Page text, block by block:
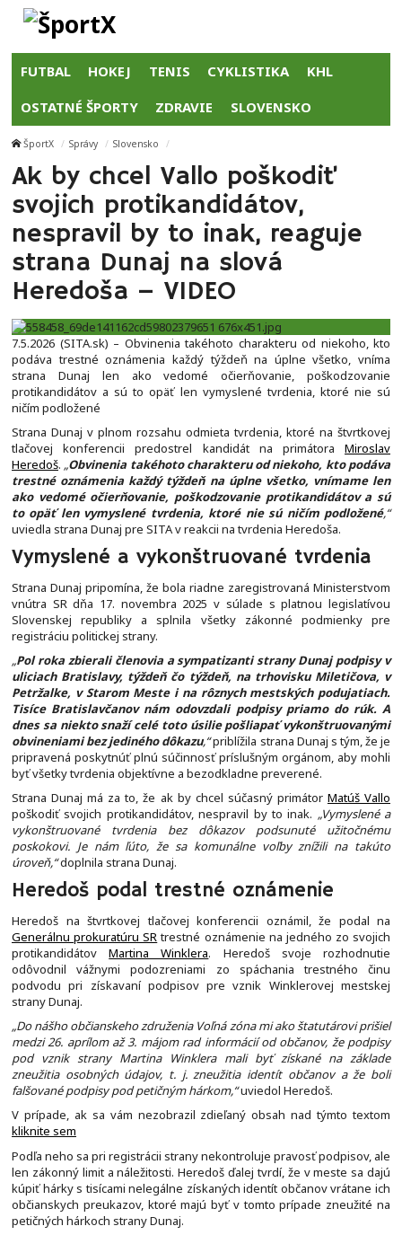
FUTBAL HOKEJ TENIS CYKLISTIKA KHL
OSTATNÉ ŠPORTY ZDRAVIE SLOVENSKO
ŠportX Správy Slovensko
Ak by chcel Vallo poškodiť
svojich protikandidátov,
nespravil by to inak, reaguje
strana Dunaj na slová
Heredoša – VIDEO
7.5.2026 (SITA.sk) – Obvinenia takéhoto charakteru od niekoho, kto
podáva trestné oznámenia každý týždeň na úplne všetko, vníma
strana Dunaj len ako vedomé očierňovanie, poškodzovanie
protikandidátov a sú to opäť len vymyslené tvrdenia, ktoré nie sú
ničím podložené
Strana Dunaj v plnom rozsahu odmieta tvrdenia, ktoré na štvrtkovej
tlačovej konferencii predostrel kandidát na primátora Miroslav
Heredoš. „Obvinenia takéhoto charakteru od niekoho, kto podáva
trestné oznámenia každý týždeň na úplne všetko, vnímame len
ako vedomé očierňovanie, poškodzovanie protikandidátov a sú
to opäť len vymyslené tvrdenia, ktoré nie sú ničím podložené,“
uviedla strana Dunaj pre SITA v reakcii na tvrdenia Heredoša.
Vymyslené a vykonštruované tvrdenia
Strana Dunaj pripomína, že bola riadne zaregistrovaná Ministerstvom
vnútra SR dňa 17. novembra 2025 v súlade s platnou legislatívou
Slovenskej republiky a splnila všetky zákonné podmienky pre
registráciu politickej strany.
„Pol roka zbierali členovia a sympatizanti strany Dunaj podpisy v
uliciach Bratislavy, týždeň čo týždeň, na trhovisku Miletičova, v
Petržalke, v Starom Meste i na rôznych mestských podujatiach.
Tisíce Bratislavčanov nám odovzdali podpisy priamo do rúk. A
dnes sa niekto snaží celé toto úsilie pošliapať vykonštruovanými
obvineniami bez jediného dôkazu,“priblížila strana Dunaj s tým, že je
pripravená poskytnúť plnú súčinnosť príslušným orgánom, aby mohli
byť všetky tvrdenia objektívne a bezodkladne preverené.
Strana Dunaj má za to, že ak by chcel súčasný primátor Matúš Vallo
poškodiť svojich protikandidátov, nespravil by to inak. „Vymyslené a
vykonštruované tvrdenia bez dôkazov podsunuté užitočnému
poskokovi. Je nám ľúto, že sa komunálne voľby znížili na takúto
úroveň,“doplnila strana Dunaj.
Heredoš podal trestné oznámenie
Heredoš na štvrtkovej tlačovej konferencii oznámil, že podal na
Generálnu prokuratúru SRtrestné oznámenie na jedného zo svojich
protikandidátovMartina Winklera. Heredoš svoje rozhodnutie
odôvodnil vážnymi podozreniami zo spáchania trestného činu
podvodu pri získavaní podpisov pre vznik Winklerovej mestskej
strany Dunaj.
„Do nášho občianskeho združenia Voľná zóna mi ako štatutárovi prišiel
medzi 26. aprílom až 3. májom rad informácií od občanov, že podpisy
pod vznik strany Martina Winklera mali byť získané na základe
zneužitia osobných údajov, t. j. zneužitia identít občanov a že boli
falšované podpisy pod petičným hárkom,“uviedol Heredoš.
V prípade, ak sa vám nezobrazil zdieľaný obsah nad týmto textom
kliknite sem
Podľa neho sa pri registrácii strany nekontroluje pravosť podpisov, ale
len zákonný limit a náležitosti. Heredoš ďalej tvrdí, že v meste sa dajú
kúpiť hárky s tisícami nelegálne získaných identít občanov vrátane ich
občianskych preukazov, ktoré majú byť v tomto prípade zneužité na
petičných hárkoch strany Dunaj.